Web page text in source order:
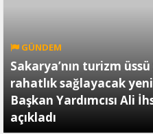
GÜNDEM
Sakarya’nın turizm
rahatlık sağlayacak
Başkan Yardımcısı Ali
açıkladı